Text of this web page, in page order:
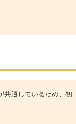
共通しているため、初